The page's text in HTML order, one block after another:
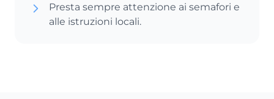
Presta sempre attenzione ai semafori e
alle istruzioni locali.